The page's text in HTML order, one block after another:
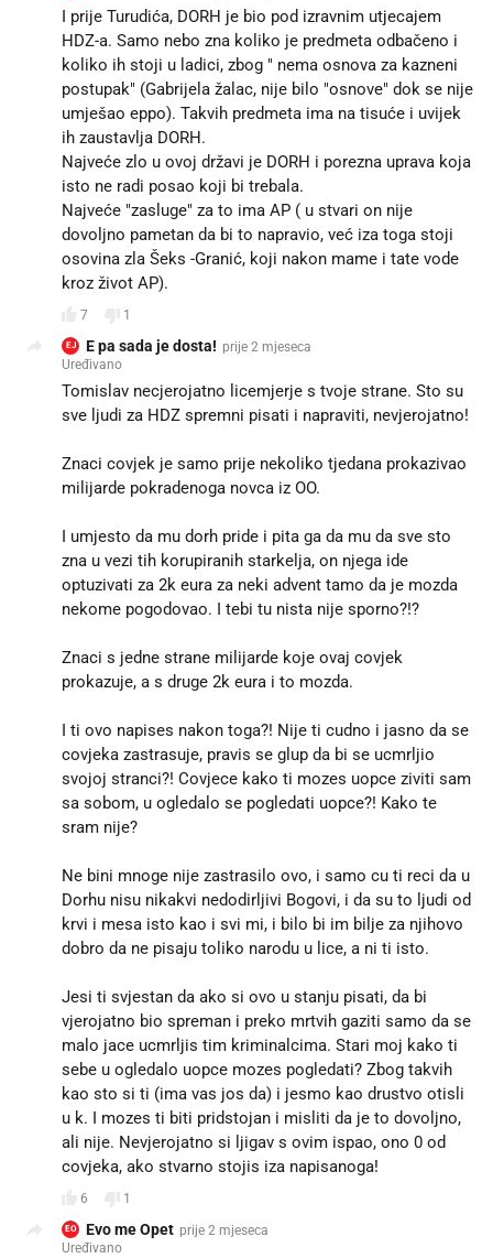
I prije Turudića, DORH je bio pod izravnim utjecajem
HDZ-a. Samo nebo zna koliko je predmeta odbačeno i
koliko ih stoji u ladici, zbog " nema osnova za kazneni
postupak" (Gabrijela žalac, nije bilo "osnove" dok se nije
umješao eppo). Takvih predmeta ima na tisuće i uvijek
ih zaustavlja DORH.
Najveće zlo u ovoj državi je DORH i porezna uprava koja
isto ne radi posao koji bi trebala.
Najveće "zasluge" za to ima AP ( u stvari on nije
dovoljno pametan da bi to napravio, već iza toga stoji
osovina zla Šeks -Granić, koji nakon mame i tate vode
kroz život AP).
7 1
EJ E pa sada je dosta! prije 2 mjeseca
Uređivano
Tomislav necjerojatno licemjerje s tvoje strane. Sto su
sve ljudi za HDZ spremni pisati i napraviti, nevjerojatno!
Znaci covjek je samo prije nekoliko tjedana prokazivao
milijarde pokradenoga novca iz OO.
I umjesto da mu dorh pride i pita ga da mu da sve sto
zna u vezi tih korupiranih starkelja, on njega ide
optuzivati za 2k eura za neki advent tamo da je mozda
nekome pogodovao. I tebi tu nista nije sporno?!?
Znaci s jedne strane milijarde koje ovaj covjek
prokazuje, a s druge 2k eura i to mozda.
I ti ovo napises nakon toga?! Nije ti cudno i jasno da se
covjeka zastrasuje, pravis se glup da bi se ucmrljio
svojoj stranci?! Covjece kako ti mozes uopce ziviti sam
sa sobom, u ogledalo se pogledati uopce?! Kako te
sram nije?
Ne bini mnoge nije zastrasilo ovo, i samo cu ti reci da u
Dorhu nisu nikakvi nedodirljivi Bogovi, i da su to ljudi od
krvi i mesa isto kao i svi mi, i bilo bi im bilje za njihovo
dobro da ne pisaju toliko narodu u lice, a ni ti isto.
Jesi ti svjestan da ako si ovo u stanju pisati, da bi
vjerojatno bio spreman i preko mrtvih gaziti samo da se
malo jace ucmrljis tim kriminalcima. Stari moj kako ti
sebe u ogledalo uopce mozes pogledati? Zbog takvih
kao sto si ti (ima vas jos da) i jesmo kao drustvo otisli
u k. I mozes ti biti pridstojan i misliti da je to dovoljno,
ali nije. Nevjerojatno si ljigav s ovim ispao, ono 0 od
covjeka, ako stvarno stojis iza napisanoga!
6 1
EO Evo me Opet prije 2 mjeseca
Uređivano